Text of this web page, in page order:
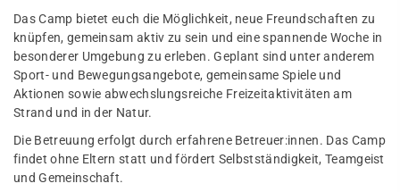
Das Camp bietet euch die Möglichkeit, neue Freundschaften zu
knüpfen, gemeinsam aktiv zu sein und eine spannende Woche in
besonderer Umgebung zu erleben. Geplant sind unter anderem
Sport- und Bewegungsangebote, gemeinsame Spiele und
Aktionen sowie abwechslungsreiche Freizeitaktivitäten am
Strand und in der Natur.
Die Betreuung erfolgt durch erfahrene Betreuer:innen. Das Camp
findet ohne Eltern statt und fördert Selbstständigkeit, Teamgeist
und Gemeinschaft.